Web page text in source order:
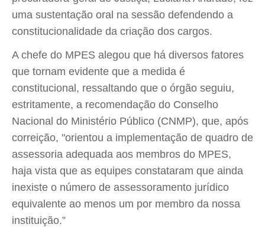
uma sustentação oral na sessão defendendo a
constitucionalidade da criação dos cargos.
A chefe do MPES alegou que há diversos fatores
que tornam evidente que a medida é
constitucional, ressaltando que o órgão seguiu,
estritamente, a recomendação do Conselho
Nacional do Ministério Público (CNMP), que, após
correição, "orientou a implementação de quadro de
assessoria adequada aos membros do MPES,
haja vista que as equipes constataram que ainda
inexiste o número de assessoramento jurídico
equivalente ao menos um por membro da nossa
instituição.”